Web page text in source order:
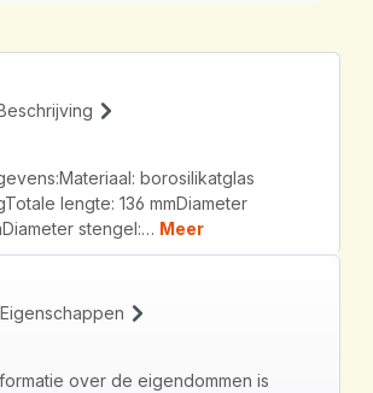
borosilikatglas
lengte: 136 mmDiameter
stengel:… Meer
Eigenschappen
over de eigendommen is